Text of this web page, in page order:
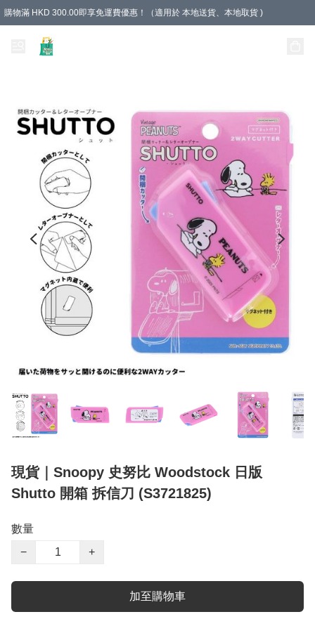
購物滿 HKD 300.00即享免運費優惠！（適用於 本地送貨、本地取貨 )
現貨｜Snoopy 史努比 Woodstock 日版
Shutto 開箱 拆信刀 (S3721825)
數量
−
+
加至購物車